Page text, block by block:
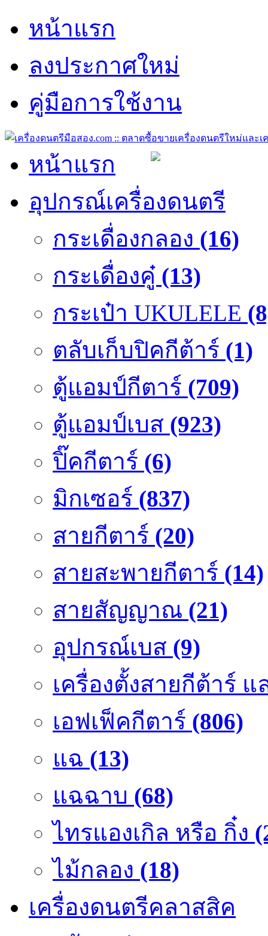
หน้าแรก
ลงประกาศใหม่
คู่มือการใช้งาน
หน้าแรก
อุปกรณ์เครื่องดนตรี
กระเดื่องกลอง (16)
กระเดื่องคู๋ (13)
กระเป๋า UKULELE
ตลับเก็บปิคกีต้าร์ (1)
ตู้แอมป์กีตาร์ (709)
ตู้แอมป์เบส (923)
ปิ๊คกีตาร์ (6)
มิกเซอร์ (837)
สายกีตาร์ (20)
สายสะพายกีตาร์ (14)
สายสัญญาณ (21)
อุปกรณ์เบส (9)
เครื่องตั้งสายกีต้าร์ แ
เอฟเฟ็คกีตาร์ (806)
แฉ (13)
แฉฉาบ (68)
ไทรแองเกิล หรือ กิ๋ง
ไม้กลอง (18)
เครื่องดนตรีคลาสสิค